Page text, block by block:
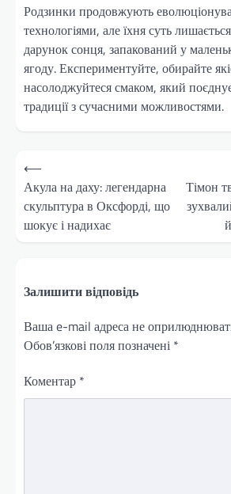
Родзинки продовжують
технологіями, але їхня суть
дарунок сонця, запакований у
ягоду. Експериментуйте, обирайте
насолоджуйтеся смаком, який
традиції з сучасними можливостями.
Навігація
записів
⟵
Акула на даху: легендарна
скульптура в Оксфорді, що
шокує і надихає
Тімон
Залишити відповідь
Ваша e-mail адреса не
Обов’язкові поля позначені *
Коментар *